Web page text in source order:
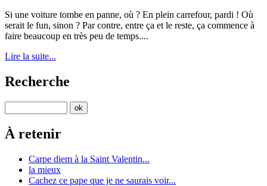
Si une voiture tombe en panne, où ? En plein carrefour, pardi ! Où
serait le fun, sinon ? Par contre, entre ça et le reste, ça commence à
faire beaucoup en très peu de temps....
Lire la suite...
Recherche
À retenir
Carpe diem à la Saint Valentin...
la mieux
Cachez ce pape que je ne saurais voir...